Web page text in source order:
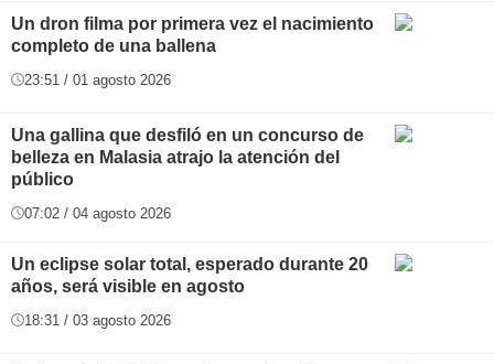
Un dron filma por primera vez el nacimiento
completo de una ballena
23:51 / 01 agosto 2026
Una gallina que desfiló en un concurso de
belleza en Malasia atrajo la atención del
público
07:02 / 04 agosto 2026
Un eclipse solar total, esperado durante 20
años, será visible en agosto
18:31 / 03 agosto 2026